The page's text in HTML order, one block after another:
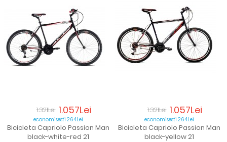
1.321Lei 1.057Lei
economisesti 264Lei
Bicicleta Capriolo Passion Man
black-white-red 21
1.321Lei 1.057Lei
economisesti 264Lei
Bicicleta Capriolo Passion Man
black-yellow 21